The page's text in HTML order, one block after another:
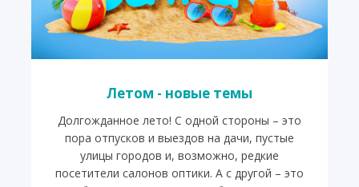
Летом - новые темы
Долгожданное лето! С одной стороны – это
пора отпусков и выездов на дачи, пустые
улицы городов и, возможно, редкие
посетители салонов оптики. А с другой – это